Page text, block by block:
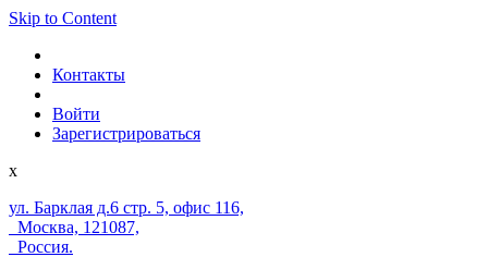
Skip to Content
Контакты
Войти
Зарегистрироваться
x
ул. Барклая д.6 стр. 5, офис 116,
Москва, 121087,
Россия.